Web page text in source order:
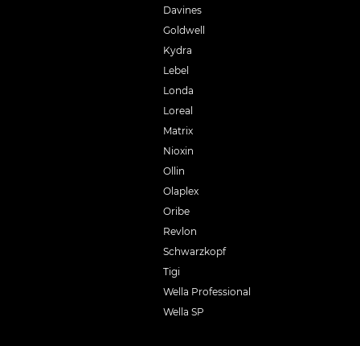
Davines
Goldwell
Kydra
Lebel
Londa
Loreal
Matrix
Nioxin
Ollin
Olaplex
Oribe
Revlon
Schwarzkopf
Tigi
Wella Professional
Wella SP